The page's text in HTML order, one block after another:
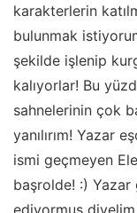
karakterlerin
bulunmak
şekilde işlenip
kalıyorlar! Bu
sahnelerinin çok
yanılırım! Yazar
ismi geçmeyen
başrolde! :)
ediyormuş